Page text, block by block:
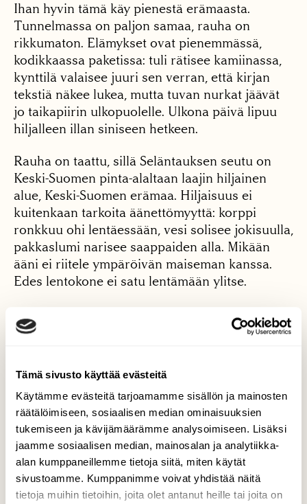
Tämä sivusto käyttää evästeitä
Käytämme evästeitä tarjoamamme sisällön ja mainosten
räätälöimiseen, sosiaalisen median ominaisuuksien
tukemiseen ja kävijämäärämme analysoimiseen. Lisäksi
jaamme sosiaalisen median, mainosalan ja analytiikka-
alan kumppaneillemme tietoja siitä, miten käytät
sivustoamme. Kumppanimme voivat yhdistää näitä
tietoja muihin tietoihin, joita olet antanut heille tai joita on
Ihan hyvin tämä käy pienestä erämaasta.
Tunnelmassa on paljon samaa, rauha on
rikkumaton. Elämykset ovat pienemmässä,
kodikkaassa paketissa: tuli rätisee kamiinassa,
kynttilä valaisee juuri sen verran, että kirjan
tekstiä näkee lukea, mutta tuvan nurkat jäävät
jo taikapiirin ulkopuolelle. Ulkona päivä lipuu
hiljalleen illan siniseen hetkeen.
Rauha on taattu, sillä Seläntauksen seutu on
Keski-Suomen pinta-alaltaan laajin hiljainen
alue, Keski-Suomen erämaa. Hiljaisuus ei
kuitenkaan tarkoita äänettömyyttä: korppi
ronkkuu ohi lentäessään, vesi solisee jokisuulla,
pakkaslumi narisee saappaiden alla. Mikään
ääni ei riitele ympäröivän maiseman kanssa.
Edes lentokone ei satu lentämään ylitse.